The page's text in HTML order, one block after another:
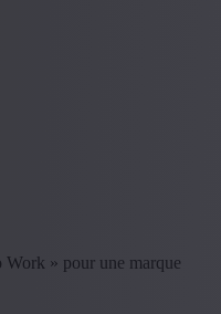
Work » pour une marque